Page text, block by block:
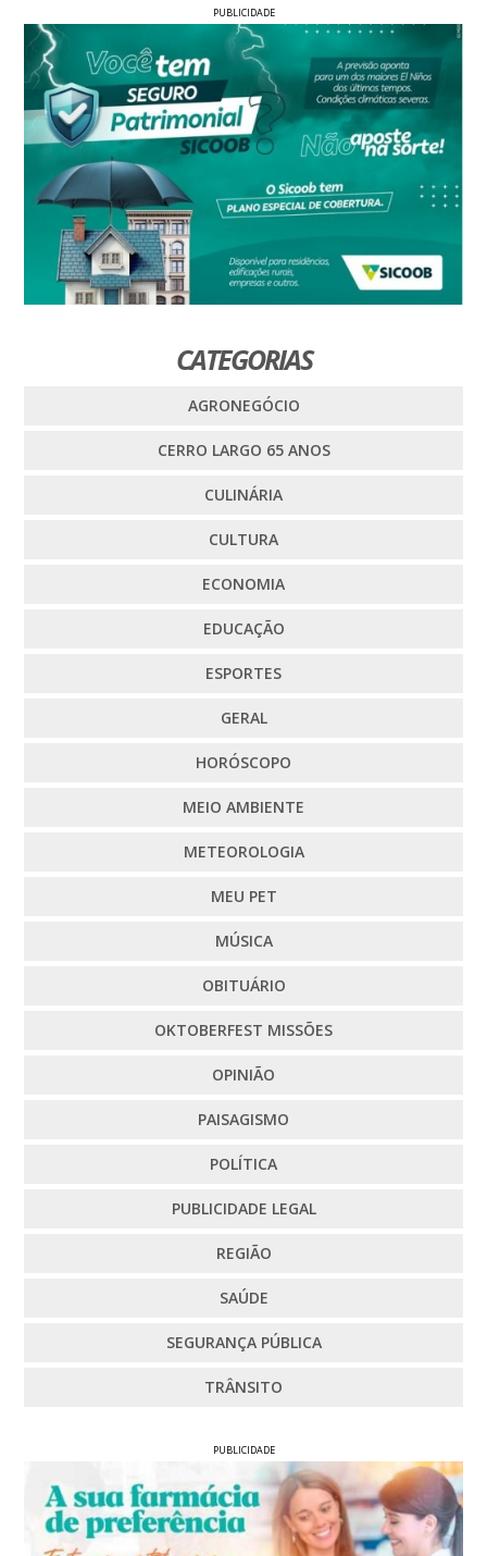
PUBLICIDADE
CATEGORIAS
AGRONEGÓCIO
CERRO LARGO 65 ANOS
CULINÁRIA
CULTURA
ECONOMIA
EDUCAÇÃO
ESPORTES
GERAL
HORÓSCOPO
MEIO AMBIENTE
METEOROLOGIA
MEU PET
MÚSICA
OBITUÁRIO
OKTOBERFEST MISSÕES
OPINIÃO
PAISAGISMO
POLÍTICA
PUBLICIDADE LEGAL
REGIÃO
SAÚDE
SEGURANÇA PÚBLICA
TRÂNSITO
PUBLICIDADE